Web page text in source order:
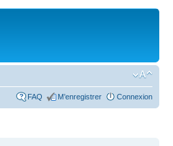
FAQ M’enregistrer Connexion